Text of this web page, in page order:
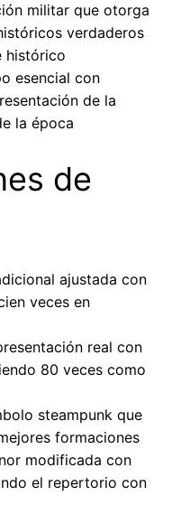
militar que otorga
verdaderos
histórico
esencial con
de la
la época
de
ajustada con
veces en
real con
80 veces como
steampunk que
formaciones
modificada con
el repertorio con